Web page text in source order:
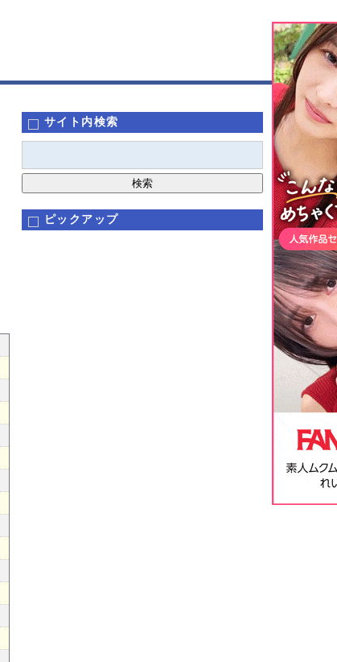
サイト内検索
ピックアップ